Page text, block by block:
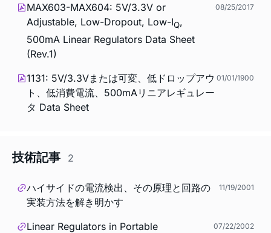
MAX603-MAX604: 5V/3.3V or
Adjustable, Low-Dropout, Low-IQ,
500mA Linear Regulators Data Sheet
(Rev.1)
08/25/2017
1131: 5V/3.3Vまたは可変、低ドロップアウ
ト、低消費電流、500mAリニアレギュレー
タ Data Sheet
01/01/1900
技術記事 2
ハイサイドの電流検出、その原理と回路の
実装方法を解き明かす
11/19/2001
Linear Regulators in Portable
07/22/2002